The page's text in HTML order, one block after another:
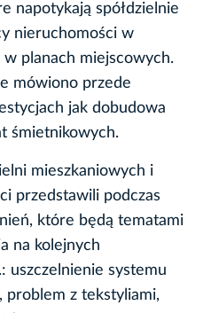
napotykają spółdzielnie
nieruchomości w
planach miejscowych.
mówiono przede
jak dobudowa
śmietnikowych.
mieszkaniowych i
przedstawili podczas
które będą tematami
na kolejnych
uszczelnienie systemu
problem z tekstyliami,